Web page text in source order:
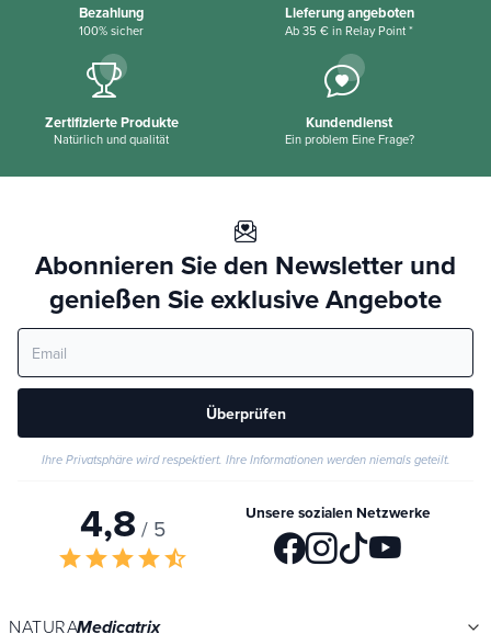
Bezahlung
100% sicher
Lieferung angeboten
Ab 35 € in Relay Point *
Zertifizierte Produkte
Natürlich und qualität
Kundendienst
Ein problem Eine Frage?
Abonnieren Sie den Newsletter und
genießen Sie exklusive Angebote
Überprüfen
Ihre Privatsphäre wird respektiert. Ihre Informationen werden niemals geteilt.
4,8 / 5
starstarstarstarstar_half
Unsere sozialen Netzwerke
NATURAMedicatrix